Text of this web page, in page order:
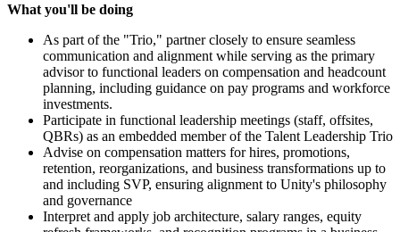
What you'll be doing
As part of the "Trio," partner closely to ensure seamless
communication and alignment while serving as the primary
advisor to functional leaders on compensation and headcount
planning, including guidance on pay programs and workforce
investments.
Participate in functional leadership meetings (staff, offsites,
QBRs) as an embedded member of the Talent Leadership Trio
Advise on compensation matters for hires, promotions,
retention, reorganizations, and business transformations up to
and including SVP, ensuring alignment to Unity's philosophy
and governance
Interpret and apply job architecture, salary ranges, equity